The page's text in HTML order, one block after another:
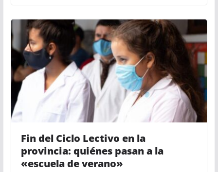
Fin del Ciclo Lectivo en la
provincia: quiénes pasan a la
«escuela de verano»